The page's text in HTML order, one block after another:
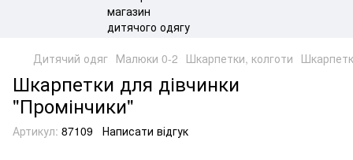
Дитячий одяг Малюки 0-2 Шкарпетки, колготи
Шкарпетки для дівчинки
"Промінчики"
Артикул: 87109 Написати відгук